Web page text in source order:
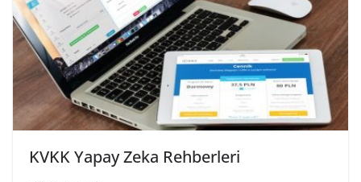
KVKK Yapay Zeka Rehberleri